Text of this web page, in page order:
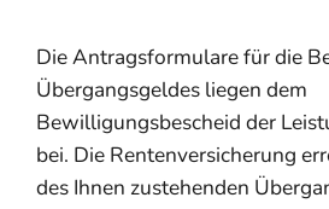
Die Antragsformulare für die
Übergangsgeldes liegen dem
Bewilligungsbescheid der
bei. Die Rentenversicherung
des Ihnen zustehenden